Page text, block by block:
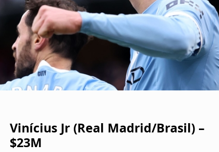
Vinícius Jr (Real Madrid/Brasil) –
$23M